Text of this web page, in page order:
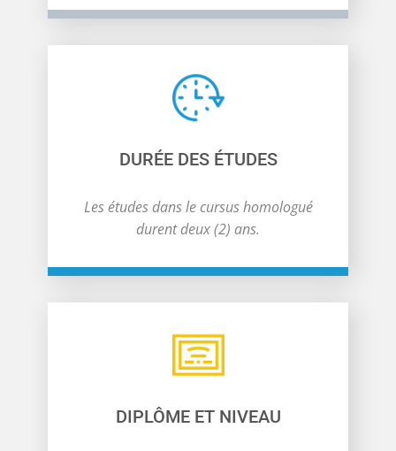
DURÉE DES ÉTUDES
Les études dans le cursus homologué
durent deux (2) ans.
DIPLÔME ET NIVEAU